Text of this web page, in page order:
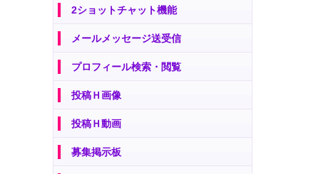
2ショットチャット機能
メールメッセージ送受信
プロフィール検索・閲覧
投稿Ｈ画像
投稿Ｈ動画
募集掲示板